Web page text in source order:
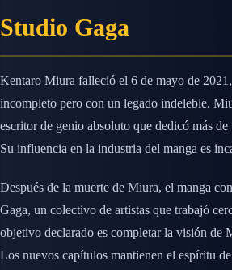
Studio Gaga
Kentaro Miura falleció el 6 de mayo de
incompleto pero con un legado indeleble.
escritor de genio absoluto que dedicó más de
Su influencia en la industria del manga es
Después de la muerte de Miura, el manga
Gaga, un colectivo de artistas que trabajó
objetivo declarado es completar la visión de
Los nuevos capítulos mantienen el espíritu